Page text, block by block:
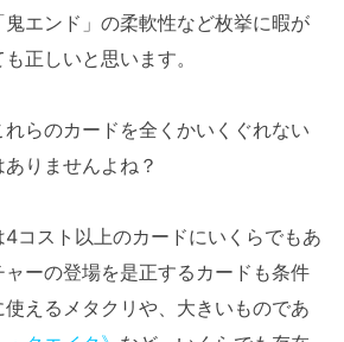
エンド」の柔軟性など枚挙に暇が
正しいと思います。
らのカードを全くかいくぐれない
りませんよね？
コスト以上のカードにいくらでもあ
ャーの登場を是正するカードも条件
えるメタクリや、大きいものであ